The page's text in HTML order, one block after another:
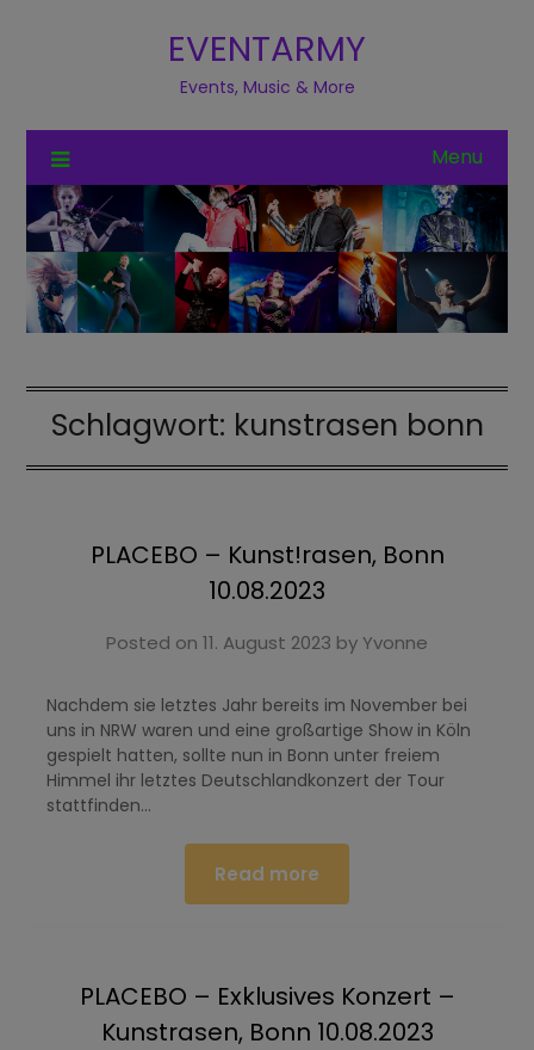
EVENTARMY
Events, Music & More
Menu
Schlagwort: kunstrasen bonn
PLACEBO – Kunst!rasen, Bonn
10.08.2023
Posted on 11. August 2023 byYvonne
Nachdem sie letztes Jahr bereits im November bei
uns in NRW waren und eine großartige Show in Köln
gespielt hatten, sollte nun in Bonn unter freiem
Himmel ihr letztes Deutschlandkonzert der Tour
stattfinden…
Read more
PLACEBO – Exklusives Konzert –
Kunstrasen, Bonn 10.08.2023